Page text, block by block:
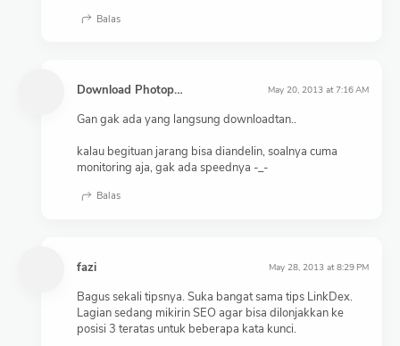
Balas
Download Photopack River JKT48 lengkap May 20, 2013 at 7:16 AM
Gan gak ada yang langsung downloadtan..
kalau begituan jarang bisa diandelin, soalnya cuma
monitoring aja, gak ada speednya -_-
Balas
fazi May 28, 2013 at 8:29 PM
Bagus sekali tipsnya. Suka bangat sama tips LinkDex.
Lagian sedang mikirin SEO agar bisa dilonjakkan ke
posisi 3 teratas untuk beberapa kata kunci.